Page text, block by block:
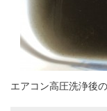
エアコン高圧洗浄後